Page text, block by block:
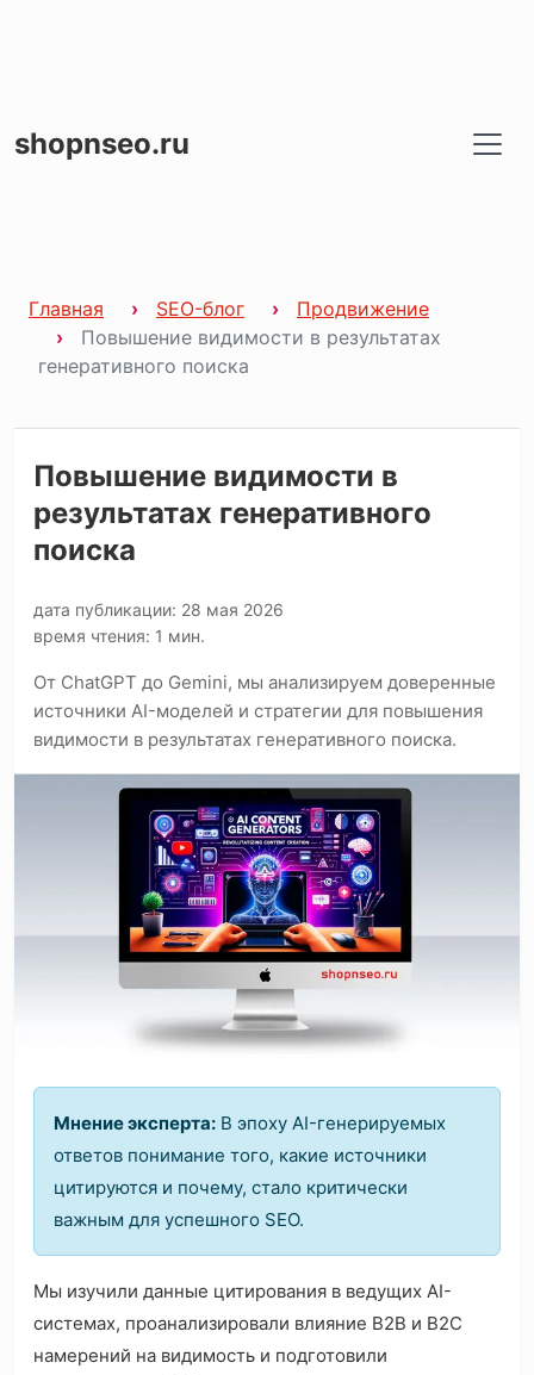
shopnseo.ru
Главная SEO-блог
Продвижение
Повышение видимости в результатах
генеративного поиска
Повышение видимости в
результатах генеративного
поиска
дата публикации: 28 мая 2026
время чтения: 1 мин.
От ChatGPT до Gemini, мы анализируем доверенные
источники AI-моделей и стратегии для повышения
видимости в результатах генеративного поиска.
Мнение эксперта: В эпоху AI-генерируемых
ответов понимание того, какие источники
цитируются и почему, стало критически
важным для успешного SEO.
Мы изучили данные цитирования в ведущих AI-
системах, проанализировали влияние B2B и B2C
намерений на видимость и подготовили